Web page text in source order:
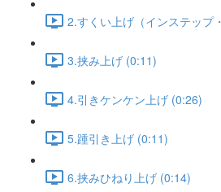
2.すくい上げ（インステップ
3.挟み上げ (0:11)
4.引きケンケン上げ (0:26)
5.踵引き上げ (0:11)
6.挟みひねり上げ (0:14)